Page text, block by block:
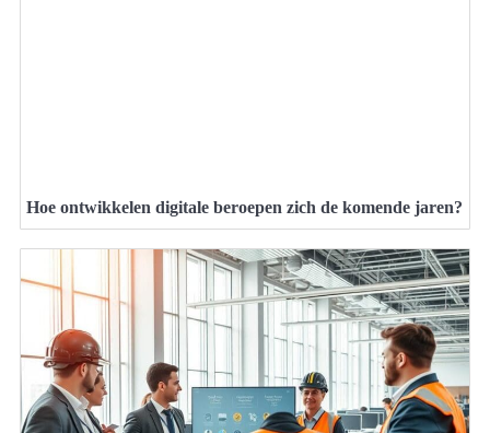
Hoe ontwikkelen digitale beroepen zich de komende jaren?